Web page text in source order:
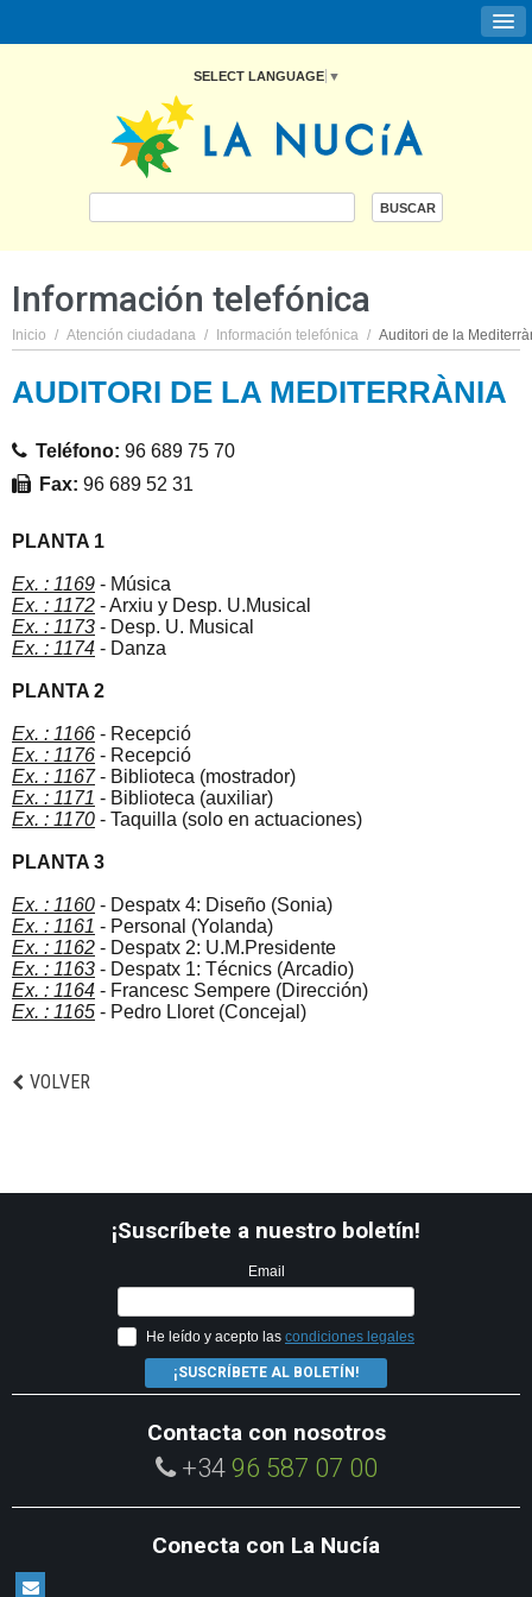
SELECT LANGUAGE ▼
Información telefónica
Inicio / Atención ciudadana / Información telefónica / Auditori de la
AUDITORI DE LA MEDITERRÀNIA
Teléfono: 96 689 75 70
Fax: 96 689 52 31
PLANTA 1
Ex. : 1169 - Música
Ex. : 1172 - Arxiu y Desp. U.Musical
Ex. : 1173 - Desp. U. Musical
Ex. : 1174 - Danza
PLANTA 2
Ex. : 1166 - Recepció
Ex. : 1176 - Recepció
Ex. : 1167- Biblioteca (mostrador)
Ex. : 1171 - Biblioteca (auxiliar)
Ex. : 1170 - Taquilla (solo en actuaciones)
PLANTA 3
Ex. : 1160 - Despatx 4: Diseño (Sonia)
Ex. : 1161 - Personal (Yolanda)
Ex. : 1162 - Despatx 2: U.M.Presidente
Ex. : 1163 - Despatx 1: Técnics (Arcadio)
Ex. : 1164 - Francesc Sempere (Dirección)
Ex. : 1165 - Pedro Lloret (Concejal)
VOLVER
¡Suscríbete a nuestro boletín!
Email
He leído y acepto las condiciones legales
¡SUSCRÍBETE AL BOLETÍN!
Contacta con nosotros
+34 96 587 07 00
Conecta con La Nucía